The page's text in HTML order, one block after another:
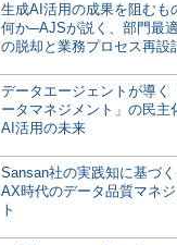
生成AI活用の成果を阻むも
何か─AJSが説く、部門最
の脱却と業務プロセス再設
データエージェントが導く
ータマネジメント」の民主
AI活用の未来
Sansan社の実践知に基づく
AX時代のデータ品質マネ
ト